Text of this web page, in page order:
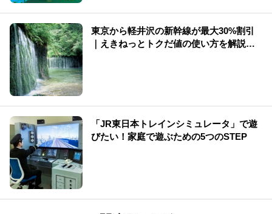
東京から軽井沢の新幹線が最大30%割引
｜えきねっとトクだ値の使い方を解説
「JR東日本トレインシミュレータ」で遊
びたい！家庭で遊ぶための5つのSTEP